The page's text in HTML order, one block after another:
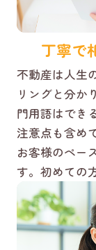
丁寧で
不動産は人生
リングと分か
門用語はでき
注意点も含め
お客様のペー
す。初めての